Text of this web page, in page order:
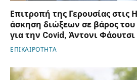
Επιτροπή της Γερουσίας στις
άσκηση διώξεων σε βάρος
για την Covid, Άντονι Φάουτσι
ΕΠΙΚΑΙΡΟΤΗΤΑ